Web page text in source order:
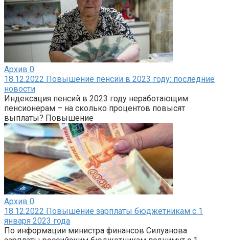
Архив 0
18.12.2022 Повышение пенсии в 2023 году: последние
новости
Индексация пенсий в 2023 году неработающим
пенсионерам – на сколько процентов повысят
выплаты? Повышение
Архив 0
18.12.2022 Повышение зарплаты бюджетникам с 1
января 2023 года
По информации министра финансов Силуанова